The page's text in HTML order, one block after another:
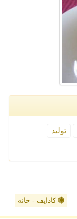
تولید
کادایف - خانه